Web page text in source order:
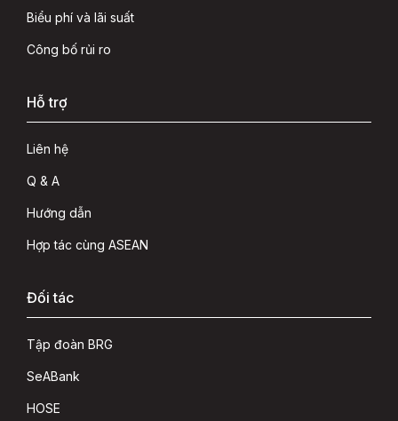
Biểu phí và lãi suất
Công bố rủi ro
Hỗ trợ
Liên hệ
Q & A
Hướng dẫn
Hợp tác cùng ASEAN
Đối tác
Tập đoàn BRG
SeABank
HOSE